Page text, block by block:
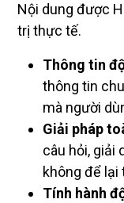
Nội dung được
trị thực tế.
Thông tin
thông tin
mà người
Giải pháp
câu hỏi, giải
không để
Tính hành